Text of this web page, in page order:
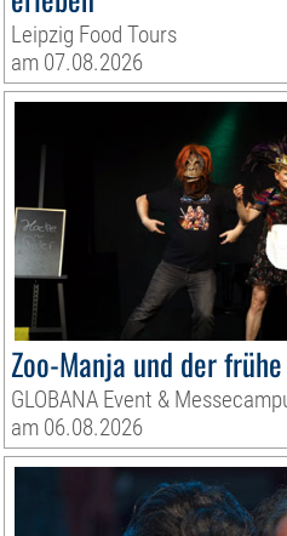
Leipzig Food Tours
am 07.08.2026
Zoo-Manja und der
GLOBANA Event &
am 06.08.2026